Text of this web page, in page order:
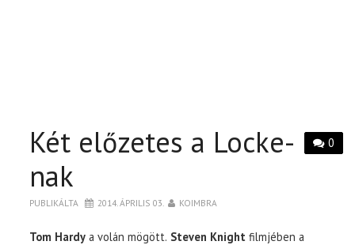
0
Két előzetes a Locke-
nak
PUBLIKÁLTA 2014. ÁPRILIS 03. KOIMBRA
Tom Hardy a volán mögött. Steven Knight filmjében a